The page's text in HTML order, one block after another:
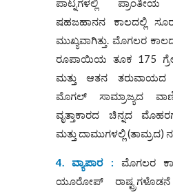
ಪಾಟ್ನಗಳಲ್ಲಿ ಪ್ರಾಂತೀಯ
ಷಹಜಹಾನನ ಕಾಲದಲ್ಲಿ
ಮುಖ್ಯವಾಗಿತ್ತು. ಮೊಗಲರ
ರೂಪಾಯಿಯ ತೂಕ 175
ಮತ್ತು ಆತನ ತರುವಾಯದ
ಮೊಗಲ್ ಸಾಮ್ರಾಜ್ಯದ
ವೃತ್ತಾಕಾರದ ಚಿನ್ನದ
ಮತ್ತು ದಾಮುಗಳಲ್ಲಿ (ತಾಮ್ರದ)
4. ವ್ಯಾಪಾರ :
ಮೊಗಲರ
ಯೂರೋಪ್ ರಾಷ್ಟ್ರಗಳೊಡನೆ